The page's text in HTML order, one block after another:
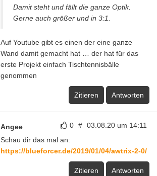
Damit steht und fällt die ganze Optik.
Gerne auch größer und in 3:1.
Auf Youtube gibt es einen der eine ganze
Wand damit gemacht hat … der hat für das
erste Projekt einfach Tischtennisbälle
genommen
Zitieren Antworten
0 # 03.08.20 um 14:11
Angee
Schau dir das mal an:
https://blueforcer.de/2019/01/04/awtrix-2-0/
Zitieren Antworten